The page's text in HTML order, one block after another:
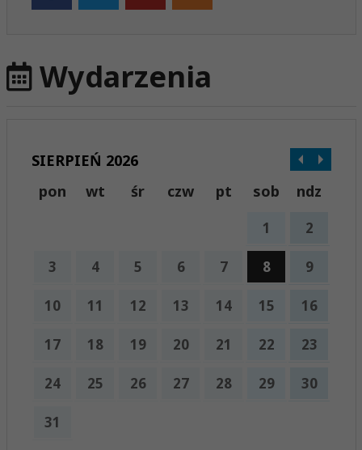
Wydarzenia
SIERPIEŃ 2026
pon
wt śr czw pt sob ndz
1 2
3 4 5 6 7 8 9
10 11 12 13 14 15 16
17 18 19 20 21 22 23
24 25 26 27 28 29 30
31